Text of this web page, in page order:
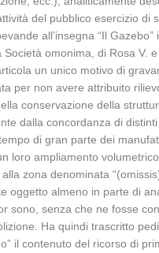
del pubblico esercizio di
all’insegna “Il Gazebo”
omonima, di Rosa V. e
un unico motivo di
per non avere attribuito
conservazione della
dalla concordanza di
di gran parte dei
loro ampliamento
alla zona denominata
oggetto almeno in parte di
sono, senza che ne fosse
Ha quindi trascritto
il contenuto del ricorso di